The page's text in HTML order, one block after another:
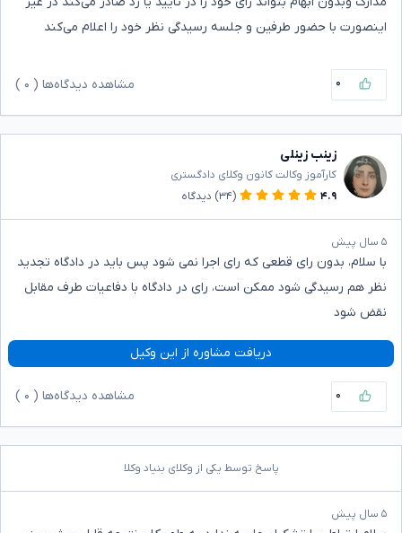
اینصورت با حضور طرفین و جلسه رسیدگی نظر خود را اعلام می‌کند
۰ مشاهده دیدگاه‌ها ( ۰
زینب زینلی
کارآموز وکالت کانون وکلای دادگستری
۴.۹
(۳۴) دیدگاه
۵ سال پیش
با سلام، بدون رای قطعی که رای اجرا نمی شود پس باید در دادگاه تجدید
نظر هم رسیدگی شود ممکن است، رای در دادگاه با دفاعیات طرف مقابل
نقض شود
دریافت مشاوره از این وکیل
۰ مشاهده دیدگاه‌ها ( ۰
پاسخ توسط یکی از وکلای بنیاد وکلا
۵ سال پیش